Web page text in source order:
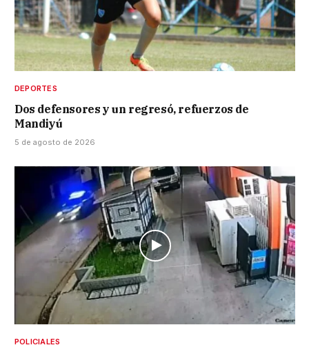
DEPORTES
Dos defensores y un regresó, refuerzos de
Mandiyú
5 de agosto de 2026
POLICIALES